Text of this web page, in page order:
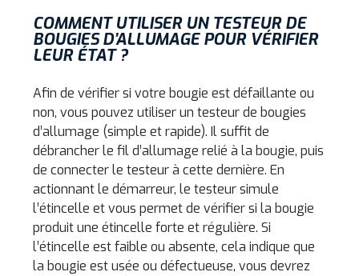
COMMENT UTILISER UN TESTEUR DE
BOUGIES D’ALLUMAGE POUR VÉRIFIER
LEUR ÉTAT ?
Afin de vérifier si votre bougie est défaillante ou
non, vous pouvez utiliser un testeur de bougies
d’allumage (simple et rapide). Il suffit de
débrancher le fil d’allumage relié à la bougie, puis
de connecter le testeur à cette dernière. En
actionnant le démarreur, le testeur simule
l’étincelle et vous permet de vérifier si la bougie
produit une étincelle forte et régulière. Si
l’étincelle est faible ou absente, cela indique que
la bougie est usée ou défectueuse, vous devrez